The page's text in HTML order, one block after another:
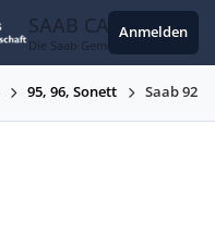
SAAB CARS
Die Saab Gemeinschaft
Anmelden
95, 96, Sonett Saab 92